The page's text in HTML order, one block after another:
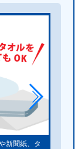
新聞紙、タ